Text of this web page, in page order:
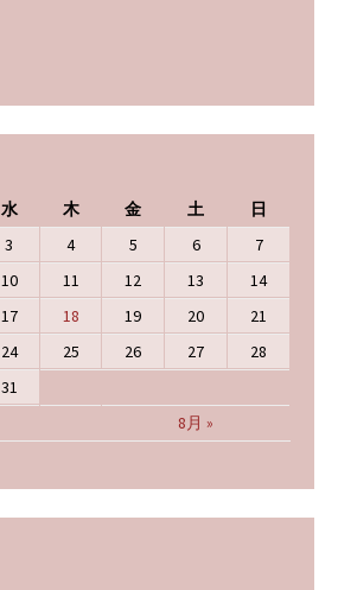
水 木 金 土 日
8月 »
3 4 5 6
7
10 11 12 13
14
17 18 19 20
21
24 25 26 27
28
31